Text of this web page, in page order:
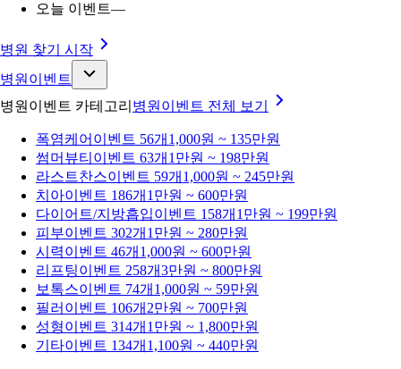
오늘 이벤트—
병원 찾기 시작
병원이벤트
병원이벤트 카테고리 병원이벤트 전체 보기
폭염케어 이벤트 56개 1,000원 ~ 135만원
썸머뷰티 이벤트 63개 1만원 ~ 198만원
라스트찬스이벤트 59개 1,000원 ~ 245만원
치아이벤트 186개 1만원 ~ 600만원
다이어트/지방흡입이벤트 158개 1만원 ~ 199만원
피부이벤트 302개 1만원 ~ 280만원
시력이벤트 46개 1,000원 ~ 600만원
리프팅이벤트 258개3만원 ~ 800만원
보톡스이벤트 74개 1,000원 ~ 59만원
필러 이벤트 106개 2만원 ~ 700만원
성형이벤트 314개 1만원 ~ 1,800만원
기타이벤트 134개 1,100원 ~ 440만원